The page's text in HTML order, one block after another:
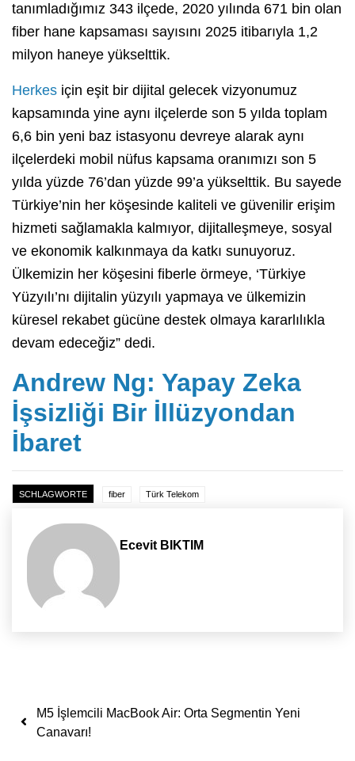
tanımladığımız 343 ilçede, 2020 yılında 671 bin olan
fiber hane kapsaması sayısını 2025 itibarıyla 1,2
milyon haneye yükselttik.
Herkes için eşit bir dijital gelecek vizyonumuz
kapsamında yine aynı ilçelerde son 5 yılda toplam
6,6 bin yeni baz istasyonu devreye alarak aynı
ilçelerdeki mobil nüfus kapsama oranımızı son 5
yılda yüzde 76’dan yüzde 99’a yükselttik. Bu sayede
Türkiye’nin her köşesinde kaliteli ve güvenilir erişim
hizmeti sağlamakla kalmıyor, dijitalleşmeye, sosyal
ve ekonomik kalkınmaya da katkı sunuyoruz.
Ülkemizin her köşesini fiberle örmeye, ‘Türkiye
Yüzyılı’nı dijitalin yüzyılı yapmaya ve ülkemizin
küresel rekabet gücüne destek olmaya kararlılıkla
devam edeceğiz” dedi.
Andrew Ng: Yapay Zeka
İşsizliği Bir İllüzyondan
İbaret
SCHLAGWORTE fiber Türk Telekom
Ecevit BIKTIM
Yazı dolaşımı
M5 İşlemcili MacBook Air: Orta Segmentin Yeni
Canavarı!